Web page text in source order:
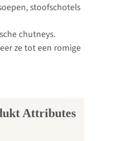
stoofschotels
chutneys.
ze tot een romige